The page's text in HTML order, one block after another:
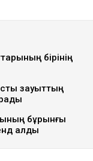
бірінің
зауыттың
бұрынғы
алды